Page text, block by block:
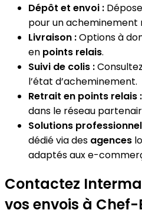
Dépôt et envoi :
pour un acheminement
Livraison :Options à
en points relais.
Suivi de colis :
l’état d’acheminement.
Retrait en points relais :
dans le réseau
Solutions
dédié via des agences
adaptés aux e-
Contactez
vos envois à